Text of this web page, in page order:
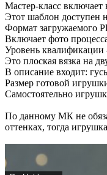
Мастер-класс включает
Этот шаблон доступен
Формат загружаемого
Включает фото
Уровень квалификации
Это плоская вязка на
В описание входит:
Размер готовой
Самостоятельно
По данному МК не
оттенках, тогда